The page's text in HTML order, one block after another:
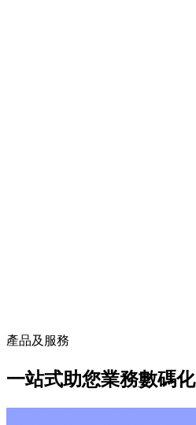
產品及服務
一站式助您業務數碼化